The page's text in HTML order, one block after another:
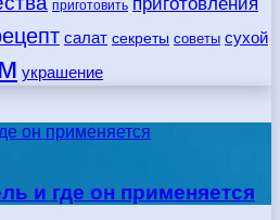
приготовить
салат секреты советы сухой
украшение
он применяется
и где он применяется